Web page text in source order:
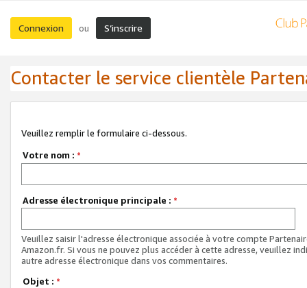
Connexion ou S’inscrire
Contacter le service clientèle
Veuillez remplir le formulaire ci-dessous.
Votre nom : *
Adresse électronique principale : *
Veuillez saisir l'adresse électronique associée à votre compte
Amazon.fr. Si vous ne pouvez plus accéder à cette adresse, veuillez
autre adresse électronique dans vos commentaires.
Objet : *